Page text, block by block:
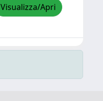
Visualizza/Apri